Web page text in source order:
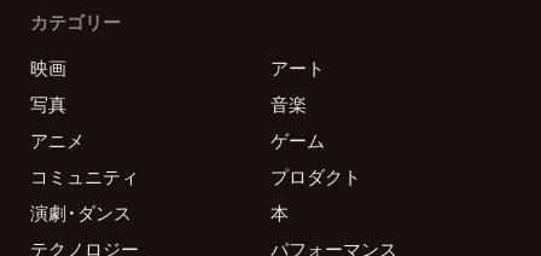
カテゴリー
映画
アート
写真
音楽
アニメ
ゲーム
コミュニティ
プロダクト
演劇・ダンス
本
テクノロジー
パフォーマンス